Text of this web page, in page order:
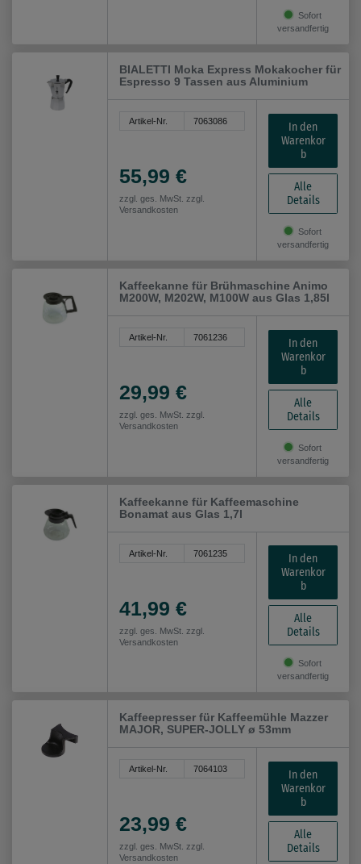
Sofort
versandfertig
BIALETTI Moka Express Mokakocher für
Espresso 9 Tassen aus Aluminium
Artikel-Nr. 7063086
55,99 €
zzgl. ges. MwSt. zzgl.
Versandkosten
In den
Warenkor
b
Alle
Details
Sofort
versandfertig
Kaffeekanne für Brühmaschine Animo
M200W, M202W, M100W aus Glas 1,85l
Artikel-Nr. 7061236
29,99 €
zzgl. ges. MwSt. zzgl.
Versandkosten
In den
Warenkor
b
Alle
Details
Sofort
versandfertig
Kaffeekanne für Kaffeemaschine
Bonamat aus Glas 1,7l
Artikel-Nr. 7061235
41,99 €
zzgl. ges. MwSt. zzgl.
Versandkosten
In den
Warenkor
b
Alle
Details
Sofort
versandfertig
Kaffeepresser für Kaffeemühle Mazzer
MAJOR, SUPER-JOLLY ø 53mm
Artikel-Nr. 7064103
23,99 €
zzgl. ges. MwSt. zzgl.
Versandkosten
In den
Warenkor
b
Alle
Details